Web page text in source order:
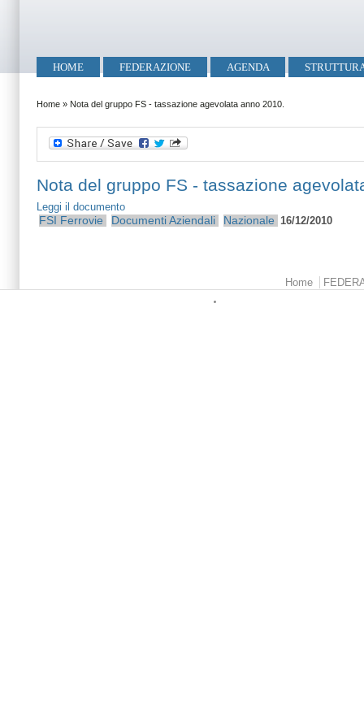
Menu principale
HOME FEDERAZIONE AGENDA
Tu sei qui
Home » Nota del gruppo FS - tassazione agevolata anno 2010.
Nota del gruppo FS - tassazione
Leggi il documento
FSI Ferrovie Documenti Aziendali Nazionale 16/12/2010
Home